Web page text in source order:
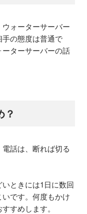
ォーターサーバー
の態度は普通で
ターサーバーの話
？
話は、断れば切る
ときには1日に数回
です。何度もかけ
すめします。